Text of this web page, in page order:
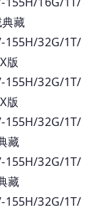
藏
155H/32G/1T/
版
155H/32G/1T/
版
155H/32G/1T/
藏
155H/32G/1T/
藏
155H/32G/1T/